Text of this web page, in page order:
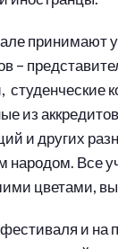
принимают
–
студенческие
из
и других
народом. Все
цветами,
и на